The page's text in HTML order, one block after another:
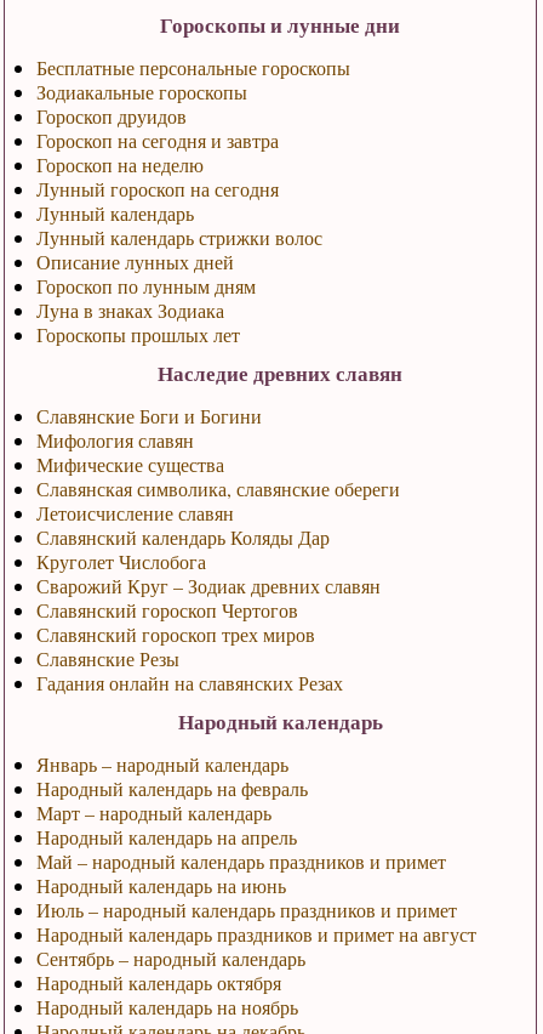
Гороскопы и лунные дни
Бесплатные персональные гороскопы
Зодиакальные гороскопы
Гороскоп друидов
Гороскоп на сегодня и завтра
Гороскоп на неделю
Лунный гороскоп на сегодня
Лунный календарь
Лунный календарь стрижки волос
Описание лунных дней
Гороскоп по лунным дням
Луна в знаках Зодиака
Гороскопы прошлых лет
Наследие древних славян
Славянские Боги и Богини
Мифология славян
Мифические существа
Славянская символика, славянские обереги
Летоисчисление славян
Славянский календарь Коляды Дар
Круголет Числобога
Сварожий Круг – Зодиак древних славян
Славянский гороскоп Чертогов
Славянский гороскоп трех миров
Славянские Резы
Гадания онлайн на славянских Резах
Народный календарь
Январь – народный календарь
Народный календарь на февраль
Март – народный календарь
Народный календарь на апрель
Май – народный календарь праздников и примет
Народный календарь на июнь
Июль – народный календарь праздников и примет
Народный календарь праздников и примет на август
Сентябрь – народный календарь
Народный календарь октября
Народный календарь на ноябрь